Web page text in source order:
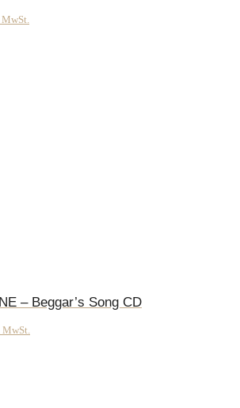
– Beggar’s Song CD